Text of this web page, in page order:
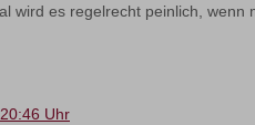
wird es regelrecht peinlich,
Uhr